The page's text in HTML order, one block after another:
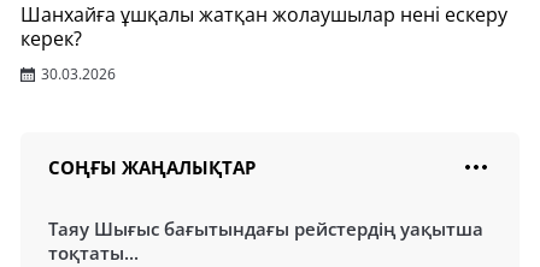
Шанхайға ұшқалы жатқан жолаушылар нені ескеру
керек?
30.03.2026
СОҢҒЫ ЖАҢАЛЫҚТАР
Таяу Шығыс бағытындағы рейстердің уақытша
тоқтаты...